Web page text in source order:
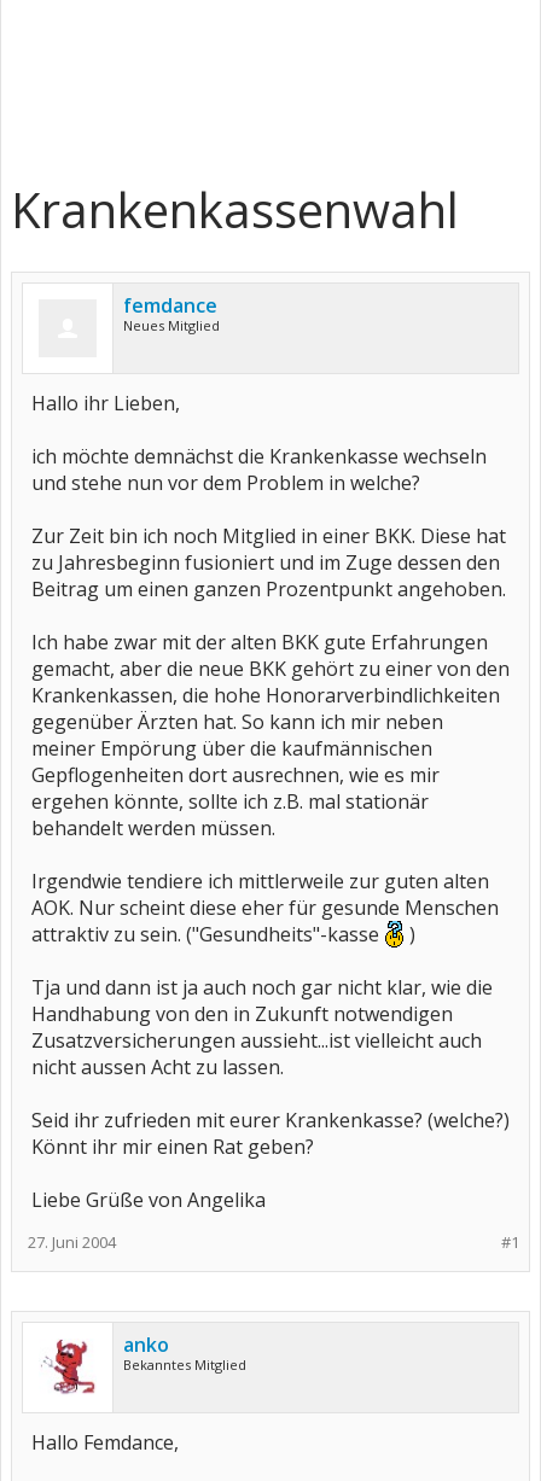
Krankenkassenwahl
femdance
Neues Mitglied
Hallo ihr Lieben,
ich möchte demnächst die Krankenkasse wechseln
und stehe nun vor dem Problem in welche?
Zur Zeit bin ich noch Mitglied in einer BKK. Diese hat
zu Jahresbeginn fusioniert und im Zuge dessen den
Beitrag um einen ganzen Prozentpunkt angehoben.
Ich habe zwar mit der alten BKK gute Erfahrungen
gemacht, aber die neue BKK gehört zu einer von den
Krankenkassen, die hohe Honorarverbindlichkeiten
gegenüber Ärzten hat. So kann ich mir neben
meiner Empörung über die kaufmännischen
Gepflogenheiten dort ausrechnen, wie es mir
ergehen könnte, sollte ich z.B. mal stationär
behandelt werden müssen.
Irgendwie tendiere ich mittlerweile zur guten alten
AOK. Nur scheint diese eher für gesunde Menschen
attraktiv zu sein. ("Gesundheits"-kasse
)
Tja und dann ist ja auch noch gar nicht klar, wie die
Handhabung von den in Zukunft notwendigen
Zusatzversicherungen aussieht...ist vielleicht auch
nicht aussen Acht zu lassen.
Seid ihr zufrieden mit eurer Krankenkasse? (welche?)
Könnt ihr mir einen Rat geben?
Liebe Grüße von Angelika
#1
27. Juni 2004
anko
Bekanntes Mitglied
Hallo Femdance,